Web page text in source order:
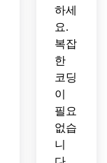
하세
요.
복잡
한
코딩
이
필요
없습
니